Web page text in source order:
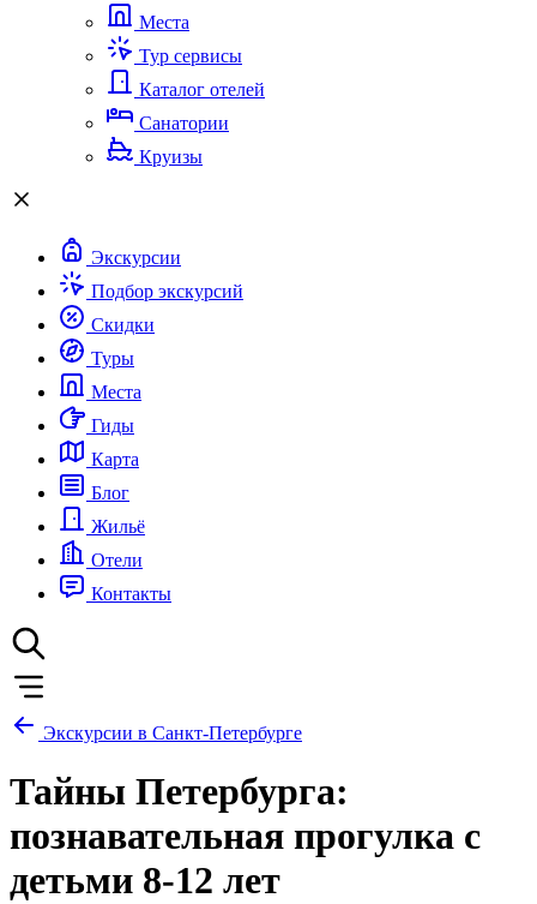
Места
Тур сервисы
Каталог отелей
Санатории
Круизы
Экскурсии
Подбор экскурсий
Скидки
Туры
Места
Гиды
Карта
Блог
Жильё
Отели
Контакты
Экскурсии в Санкт-Петербурге
Тайны Петербурга:
познавательная прогулка с
детьми 8-12 лет